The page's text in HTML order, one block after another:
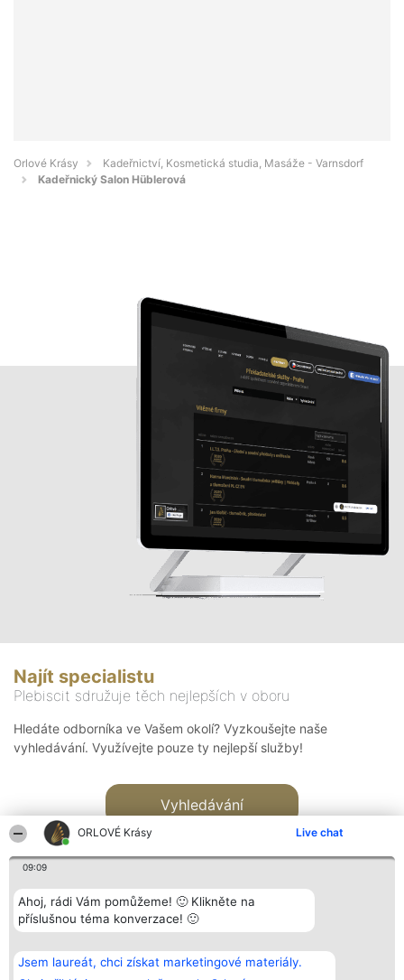
ORLOVÉ Krásy Live chat
09:09
Ahoj, rádi Vám pomůžeme! 🙂 Klikněte na
příslušnou téma konverzace! 🙂
Jsem laureát, chci získat marketingové materiály.
Orlové Krásy
Kadeřnictví, Kosmetická studia, Masáže - Varnsdorf
Kadeřnický Salon Hüblerová
Najít specialistu
Plebiscit sdružuje těch nejlepších v oboru
Hledáte odborníka ve Vašem okolí? Vyzkoušejte naše
vyhledávání. Využívejte pouze ty nejlepší služby!
Vyhledávání
Bright Side Solutions sp. z o.
o. sp. k.
ul. Ruska 22
Vítězové
Seznam všech
laureátů
Kontakt